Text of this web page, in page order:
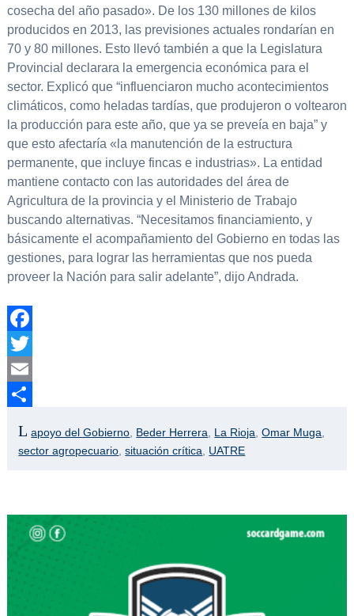
cosecha del año pasado». De los 130 millones de kilos
producidos en 2013, las previsiones actuales rondarían en
70 y 80 millones. Esto llevó también a que la Legislatura
Provincial declarara la emergencia económica para el
sector. Explicó que “influenciaron mucho acontecimientos
climáticos, como heladas tardías, que produjeron o voltearon
la producción para este año, que ya se preveía en baja” y
que esto afectaría «la manutención de la estructura
permanente, que incluye fincas e industrias». La entidad
mantiene contacto con las autoridades del área de
Agricultura de la provincia y el Ministerio de Trabajo
buscando alternativas. “Necesitamos financiamiento, y
básicamente el acompañamiento del Gobierno en todas las
gestiones, para lograr las herramientas que nos pueda
proveer la Nación para salir adelante”, dijo Andrada.
Facebook
Twitter
Email
apoyo del Gobierno Beder Herrera La Rioja ,Omar Muga
sector agropecuario ,situación crítica UATRE